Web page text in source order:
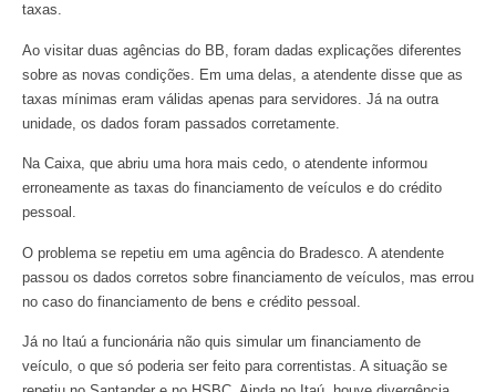
taxas.
Ao visitar duas agências do BB, foram dadas explicações diferentes
sobre as novas condições. Em uma delas, a atendente disse que as
taxas mínimas eram válidas apenas para servidores. Já na outra
unidade, os dados foram passados corretamente.
Na Caixa, que abriu uma hora mais cedo, o atendente informou
erroneamente as taxas do financiamento de veículos e do crédito
pessoal.
O problema se repetiu em uma agência do Bradesco. A atendente
passou os dados corretos sobre financiamento de veículos, mas errou
no caso do financiamento de bens e crédito pessoal.
Já no Itaú a funcionária não quis simular um financiamento de
veículo, o que só poderia ser feito para correntistas. A situação se